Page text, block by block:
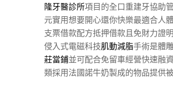
隆牙醫診所項目的全口重建牙協助
元實用想要開心還你快樂最適合人
支票借款配方抵押借款且免財力證明
侵入式電磁科技肌動減脂手術是體
莊當鋪並可配合免留車經營快速融
類採用法國諾牛奶製成的物品提供